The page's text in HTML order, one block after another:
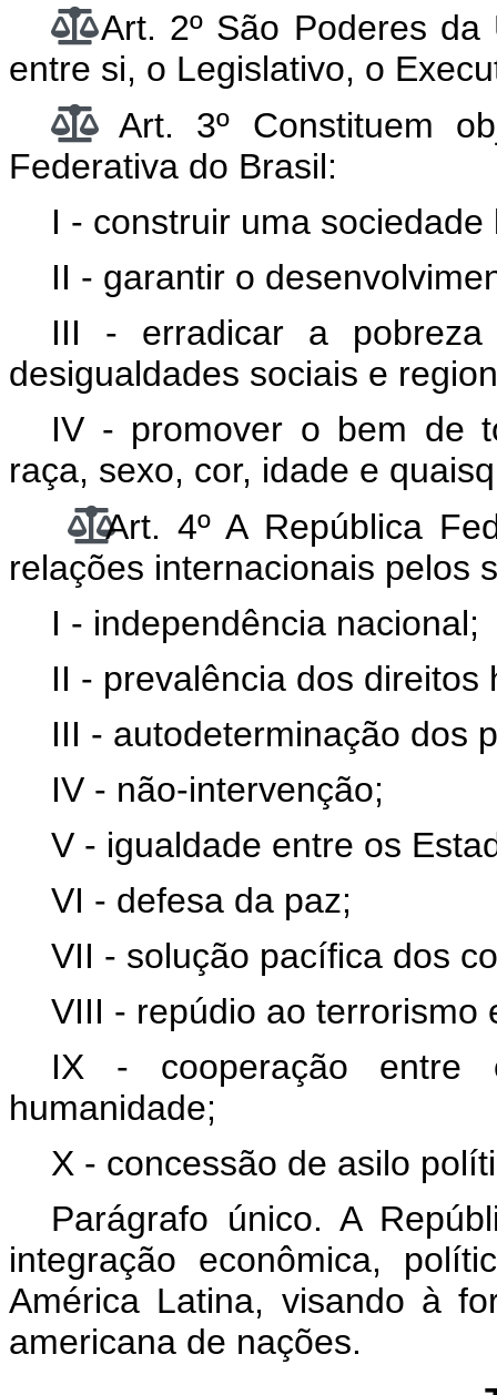
Art. 2º São Poderes
entre si, o Legislativo, o
Art. 3º Constituem
Federativa do Brasil:
I - construir uma
II - garantir o
III - erradicar a
desigualdades sociais e
IV - promover o bem de
raça, sexo, cor, idade e
Art. 4º A República
relações internacionais pelos
I - independência nacional;
II - prevalência dos direitos
III - autodeterminação dos
IV - não-intervenção;
V - igualdade entre os
VI - defesa da paz;
VII - solução pacífica dos
VIII - repúdio ao terrorismo
IX - cooperação
humanidade;
X - concessão de asilo
Parágrafo único. A
integração econômica,
América Latina, visando à
americana de nações.